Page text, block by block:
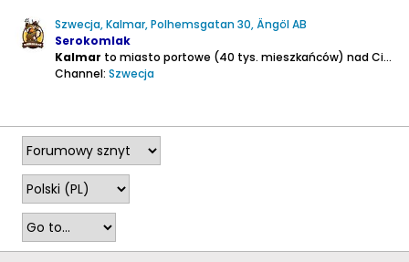
Szwecja, Kalmar, Polhemsgatan 30, Ängöl AB
Serokomlak
Kalmar to miasto portowe (40 tys. mieszkańców) nad Cieśniną Kalmarską, znane z historii z Unii Kalmarskiej z 1397 r., wiążącej Szwecję, Danię i Norwegię unią personalną. W jej następstwie, na zamku w Kalmarze, koronowano władcę tych trzech królestw skandynawskich - Eryka Pomorskiego...
Channel: Szwecja